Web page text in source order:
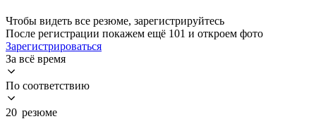
Чтобы видеть все резюме, зарегистрируйтесь
После регистрации покажем ещё 101 и откроем фото
Зарегистрироваться
За всё время
По соответствию
20 резюме